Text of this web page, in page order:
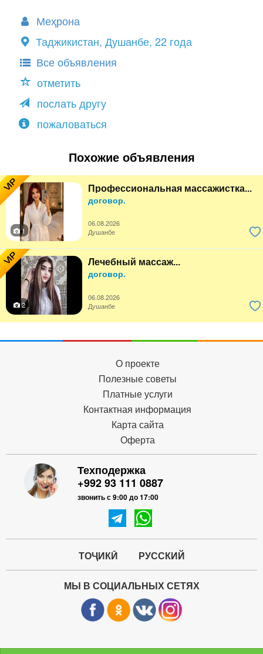
Меҳрона
Таджикистан, Душанбе, 22 года
Все объявления
отметить
послать другу
пожаловаться
Похожие объявления
VIP Профессиональная массажистка...
договор.
06.08.2026
1
Душанбе
VIP Лечебный массаж...
договор.
06.08.2026
2
Душанбе
О проекте
Полезные советы
Платные услуги
Контактная информация
Карта сайта
Оферта
Техподержка
+992 93 111 0887
звонить с 9:00 до 17:00
ТОҶИКӢ РУССКИЙ
МЫ В СОЦИАЛЬНЫХ СЕТЯХ